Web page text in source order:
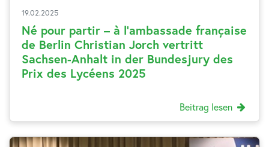
19.02.2025
Né pour partir – à l’ambassade française
de Berlin Christian Jorch vertritt
Sachsen-Anhalt in der Bundesjury des
Prix des Lycéens 2025
Beitrag lesen